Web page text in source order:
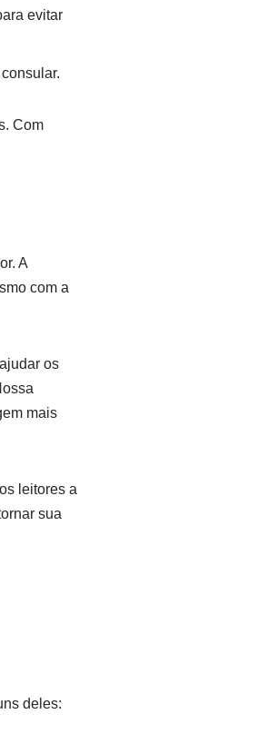
evitar
Com
A
com a
os
mais
leitores a
sua
deles: